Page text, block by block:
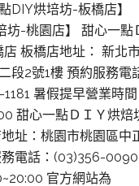
點DIY烘培坊-板橋店】
坊-桃園店】 甜心一點
板橋店地址： 新北
段2號1樓 預約服務電
暑假提早營業時間
甜心一點ＤＩＹ烘焙
址：桃園市桃園區中
電話：(03)356-
官方網站為